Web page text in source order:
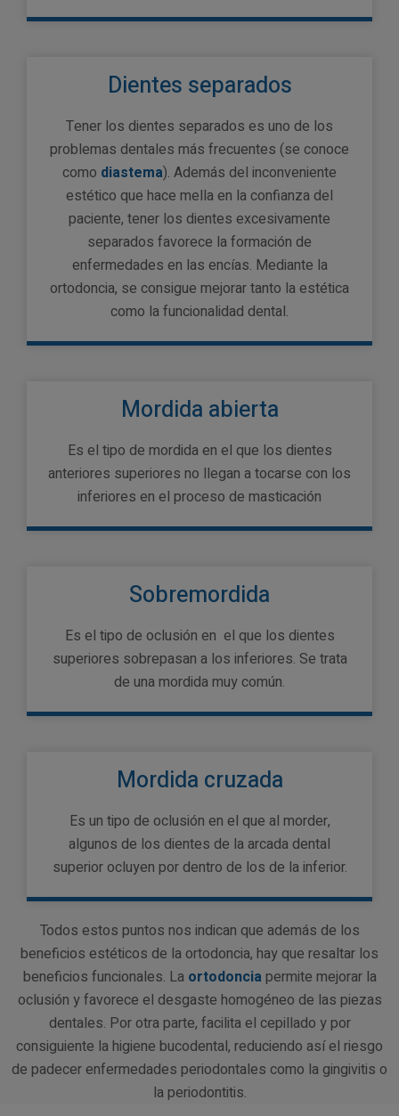
Dientes separados
Tener los dientes separados es uno de los
problemas dentales más frecuentes (se conoce
como diastema). Además del inconveniente
estético que hace mella en la confianza del
paciente, tener los dientes excesivamente
separados favorece la formación de
enfermedades en las encías. Mediante la
ortodoncia, se consigue mejorar tanto la estética
como la funcionalidad dental.
Mordida abierta
Es el tipo de mordida en el que los dientes
anteriores superiores no llegan a tocarse con los
inferiores en el proceso de masticación
Sobremordida
Es el tipo de oclusión en el que los dientes
superiores sobrepasan a los inferiores. Se trata
de una mordida muy común.
Mordida cruzada
Es un tipo de oclusión en el que al morder,
algunos de los dientes de la arcada dental
superior ocluyen por dentro de los de la inferior.
Todos estos puntos nos indican que además de los
beneficios estéticos de la ortodoncia, hay que resaltar los
beneficios funcionales. La ortodoncia permite mejorar la
oclusión y favorece el desgaste homogéneo de las piezas
dentales. Por otra parte, facilita el cepillado y por
consiguiente la higiene bucodental, reduciendo así el riesgo
de padecer enfermedades periodontales como la gingivitis o
la periodontitis.